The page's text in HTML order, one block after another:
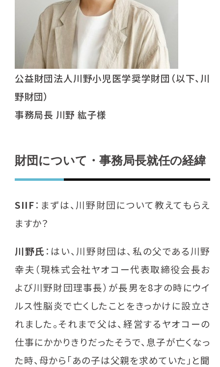
公益財団法人川野小児医学奨学財団（以下、川
野財団）
事務局長 川野 紘子様
財団について・事務局長就任の経緯
SIIF：まずは、川野財団について教えてもらえ
ますか？
川野氏 ：はい、川野財団は、私の父である川野
幸夫（現株式会社ヤオコー代表取締役会長お
よび川野財団理事長）が長男を8才の時にウイ
ルス性脳炎で亡くしたことをきっかけに設立さ
れました。それまで父は、経営するヤオコーの
仕事にかかりきりだったそうで、息子が亡くなっ
た時、母から「あの子は父親を求めていた」と聞